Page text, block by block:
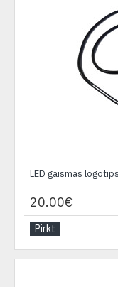
LED gaismas
20.00€
Pirkt